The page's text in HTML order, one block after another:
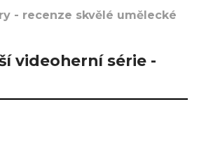
- recenze skvělé umělecké
videoherní série -